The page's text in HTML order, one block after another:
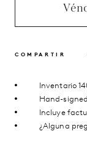
COMPARTIR
Inventario
Hand-
Incluye
¿Alguna